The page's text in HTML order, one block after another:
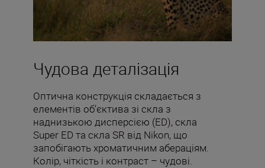
Чудова деталізація
Оптична конструкція складається з
елементів об’єктива зі скла з
наднизькою дисперсією (ED), скла
Super ED та скла SR від Nikon, що
запобігають хроматичним абераціям.
Колір, чіткість і контраст – чудові.